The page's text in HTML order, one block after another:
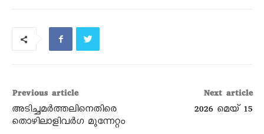
Previous article
അടിച്ചമർത്തലിനെതിരെ
തൊഴിലാളിവർഗ മുന്നേറ്റം
Next article
2026 മെയ്‌ 15